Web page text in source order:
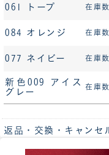
061 トープ 在庫
084 オレンジ 在庫
077 ネイビー 在庫
新色009 アイス
グレー
在庫
返品・交換・キャンセ